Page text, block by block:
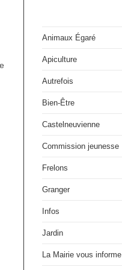
Animaux Égaré
Apiculture
Autrefois
Bien-Être
Castelneuvienne
Commission jeunesse
Frelons
Granger
Infos
Jardin
La Mairie vous informe